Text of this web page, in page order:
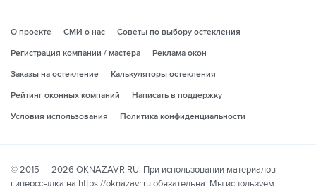
О проекте СМИ о нас
Советы по выбору остекления
Регистрация компании / мастера
Реклама окон
Заказы на остекление
Калькуляторы остекления
Рейтинг оконных компаний
Написать в поддержку
Условия использования
Политика конфиденциальности
© 2015 — 2026 OKNAZAVR.RU. При использовании материалов